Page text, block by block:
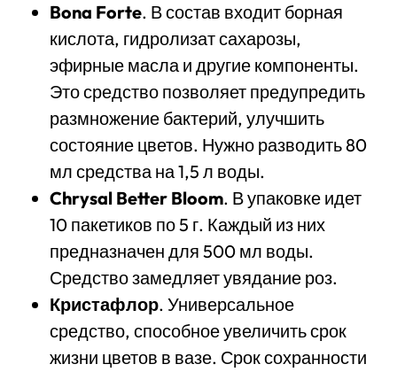
Bona Forte. В состав входит борная
кислота, гидролизат сахарозы,
эфирные масла и другие компоненты.
Это средство позволяет предупредить
размножение бактерий, улучшить
состояние цветов. Нужно разводить 80
мл средства на 1,5 л воды.
Chrysal Better Bloom. В упаковке идет
10 пакетиков по 5 г. Каждый из них
предназначен для 500 мл воды.
Средство замедляет увядание роз.
Кристафлор. Универсальное
средство, способное увеличить срок
жизни цветов в вазе. Срок сохранности